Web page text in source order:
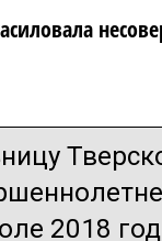
2018